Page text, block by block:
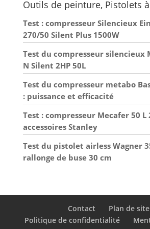
marquage de chantiers.
pression soutenue et
augmente le confort de
travail. ✅【Matériau
durable】 La poignée de
la bombe aérosol est
fabriquée en matériau
PP de haute qualité et
est durable, résistante
et à l'usure. ✅Polyvalent
: le support universel
pour bombe aérosol est
compatible avec plus de
90 % de toutes les
bombes aérosols du
marché et peut donc
utilisé de manière
flexible pour une variété
de produits de peinture
en aérosol. ✅Large
gamme d'utilisations : la
longue durée de vie, ce
pour une variété
d'applications, y compris
Outils de peinture, Pistolets
Test : compresseur Silencieux
270/50 Silent Plus 1500W
Test du compresseur silencieux
N Silent 2HP 50L
Test du compresseur metabo
: puissance et efficacité
Test : compresseur Mecafer 50 L
accessoires Stanley
Test du pistolet airless Wagner
rallonge de buse 30 cm
Contact
Plan de site
Politique de confidentialité